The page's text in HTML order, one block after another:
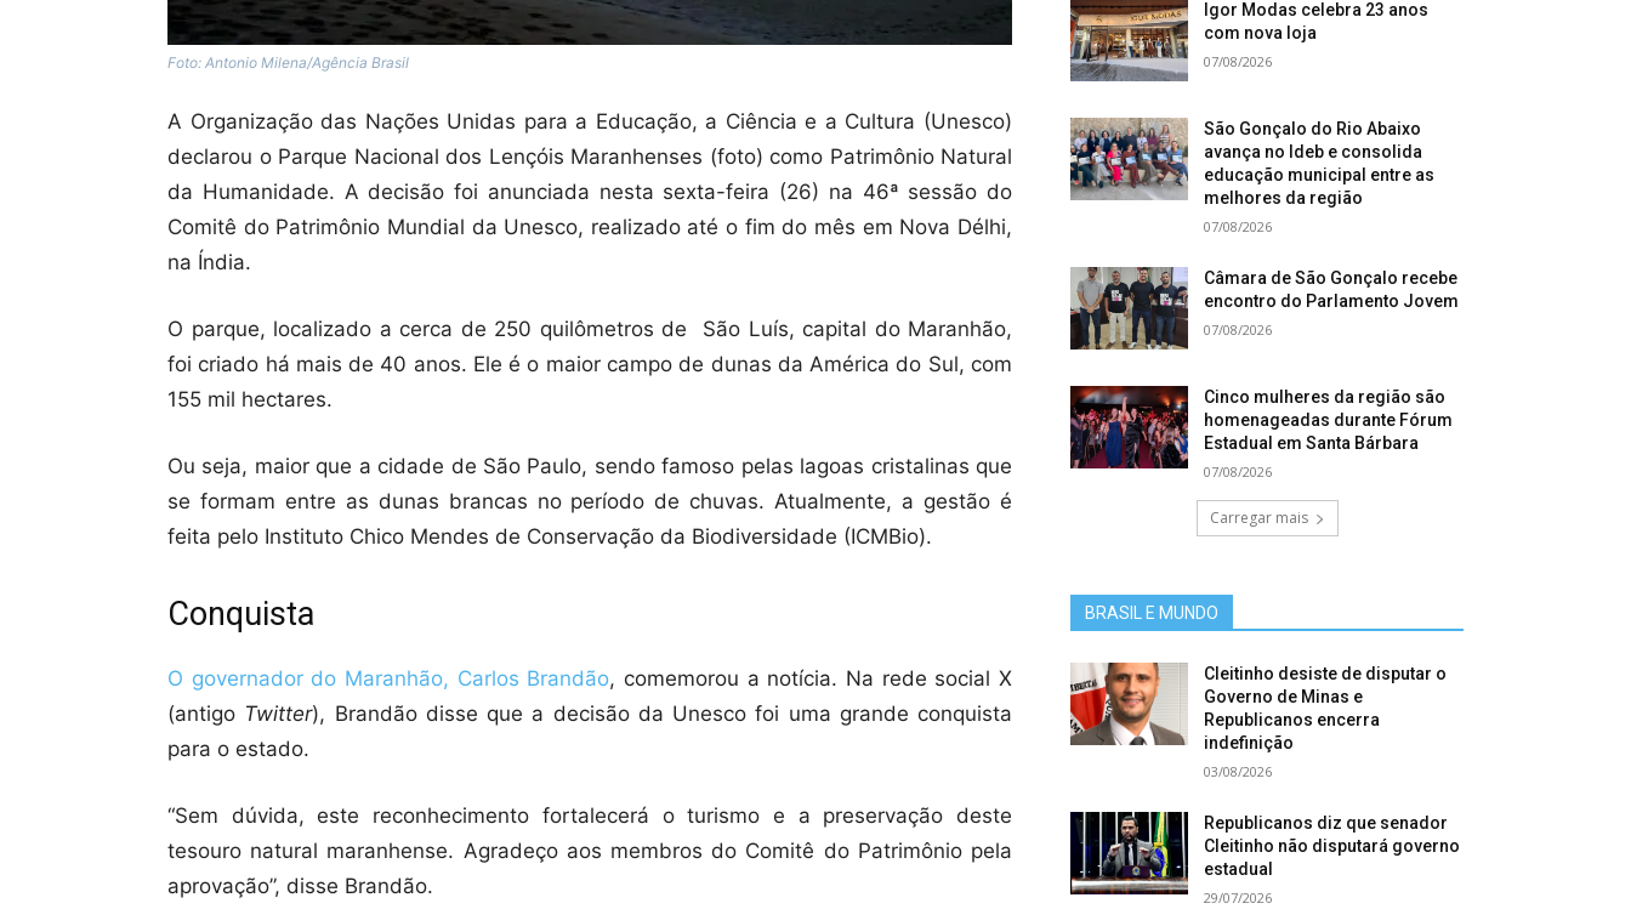
Foto: Antonio Milena/Agência Brasil
A Organização das Nações Unidas para a Educação, a Ciência e a Cultura (Unesco)
declarou o Parque Nacional dos Lençóis Maranhenses (foto) como Patrimônio Natural
da Humanidade. A decisão foi anunciada nesta sexta-feira (26) na 46ª sessão do
Comitê do Patrimônio Mundial da Unesco, realizado até o fim do mês em Nova Délhi,
na Índia.
O parque, localizado a cerca de 250 quilômetros de São Luís, capital do Maranhão,
foi criado há mais de 40 anos. Ele é o maior campo de dunas da América do Sul, com
155 mil hectares.
Ou seja, maior que a cidade de São Paulo, sendo famoso pelas lagoas cristalinas que
se formam entre as dunas brancas no período de chuvas. Atualmente, a gestão é
feita pelo Instituto Chico Mendes de Conservação da Biodiversidade (ICMBio).
Conquista
O governador do Maranhão, Carlos Brandão, comemorou a notícia. Na rede social X
(antigo Twitter), Brandão disse que a decisão da Unesco foi uma grande conquista
para o estado.
“Sem dúvida, este reconhecimento fortalecerá o turismo e a preservação deste
tesouro natural maranhense. Agradeço aos membros do Comitê do Patrimônio pela
aprovação”, disse Brandão.
Igor Modas celebra 23 anos
com nova loja
07/08/2026
São Gonçalo do Rio Abaixo
avança no Ideb e consolida
educação municipal entre as
melhores da região
07/08/2026
Câmara de São Gonçalo recebe
encontro do Parlamento Jovem
07/08/2026
Cinco mulheres da região são
homenageadas durante Fórum
Estadual em Santa Bárbara
07/08/2026
Carregar mais
BRASIL E MUNDO
Cleitinho desiste de disputar o
Governo de Minas e
Republicanos encerra
indefinição
03/08/2026
Republicanos diz que senador
Cleitinho não disputará governo
estadual
29/07/2026